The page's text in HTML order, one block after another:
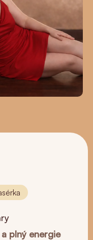
plný energie